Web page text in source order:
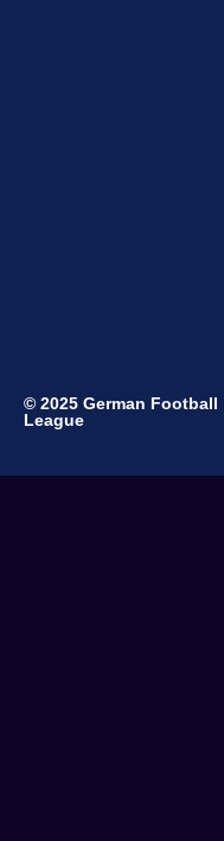
© 2025 German Football
League